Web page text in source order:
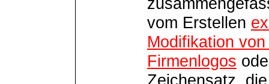
vom Erstellen
Modifikation
Firmenlogos
Zeichensatz,